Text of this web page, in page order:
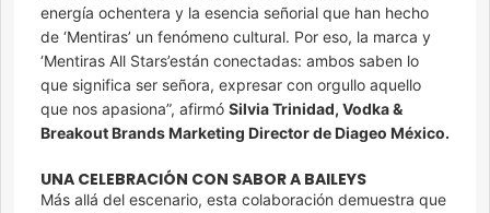
energía ochentera y la esencia señorial que han hecho
de ‘Mentiras’ un fenómeno cultural. Por eso, la marca y
‘Mentiras All Stars’están conectadas: ambos saben lo
que significa ser señora, expresar con orgullo aquello
que nos apasiona”, afirmó Silvia Trinidad, Vodka &
Breakout Brands Marketing Director de Diageo México.
UNA CELEBRACIÓN CON SABOR A BAILEYS
Más allá del escenario, esta colaboración demuestra que